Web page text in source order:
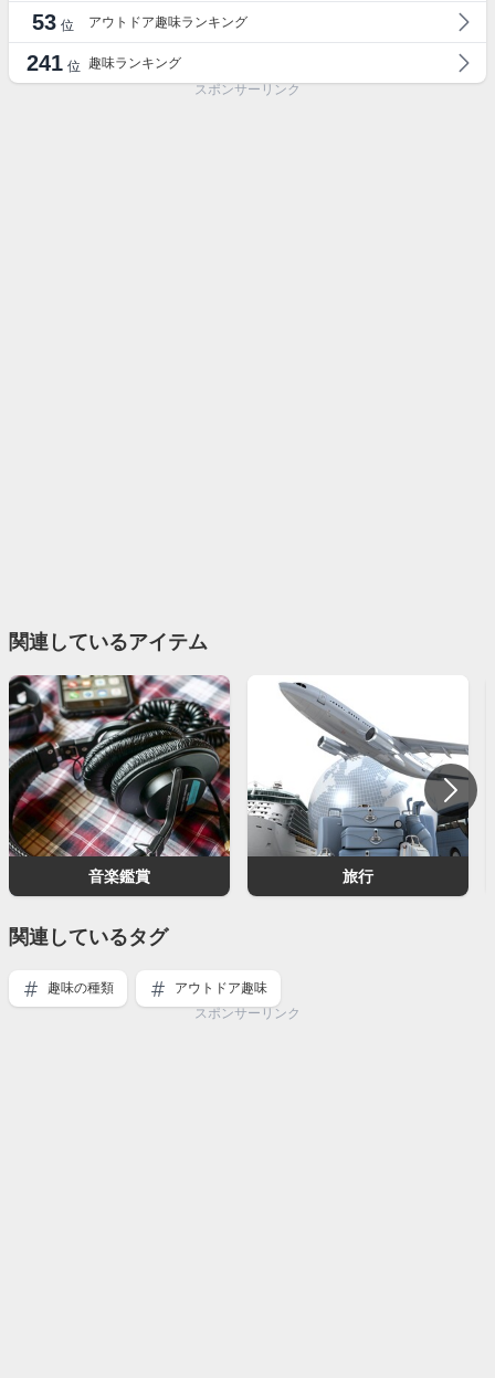
53 位 アウトドア趣味ランキング
241 位
趣味ランキング
スポンサーリンク
関連しているアイテム
音楽鑑賞 旅行
関連しているタグ
趣味の種類
アウトドア趣味
スポンサーリンク